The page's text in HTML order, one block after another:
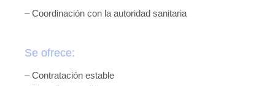
– Coordinación con la autoridad sanitaria
Se ofrece:
– Contratación estable